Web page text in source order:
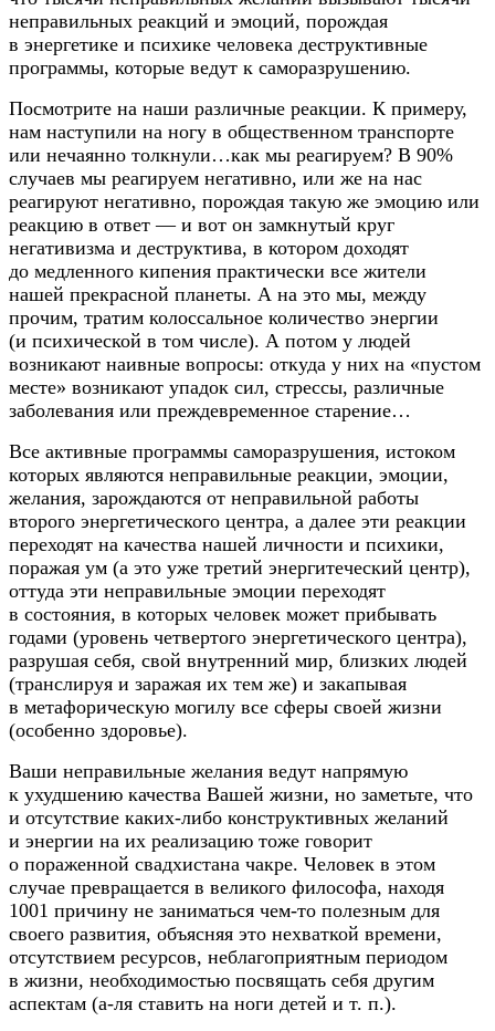
неправильных реакций и эмоций, порождая
в энергетике и психике человека деструктивные
программы, которые ведут к саморазрушению.
Посмотрите на наши различные реакции. К примеру,
нам наступили на ногу в общественном транспорте
или нечаянно толкнули…как мы реагируем? В 90%
случаев мы реагируем негативно, или же на нас
реагируют негативно, порождая такую же эмоцию или
реакцию в ответ — и вот он замкнутый круг
негативизма и деструктива, в котором доходят
до медленного кипения практически все жители
нашей прекрасной планеты. А на это мы, между
прочим, тратим колоссальное количество энергии
(и психической в том числе). А потом у людей
возникают наивные вопросы: откуда у них на «пустом
месте» возникают упадок сил, стрессы, различные
заболевания или преждевременное старение…
Все активные программы саморазрушения, истоком
которых являются неправильные реакции, эмоции,
желания, зарождаются от неправильной работы
второго энергетического центра, а далее эти реакции
переходят на качества нашей личности и психики,
поражая ум (а это уже третий энергитеческий центр),
оттуда эти неправильные эмоции переходят
в состояния, в которых человек может прибывать
годами (уровень четвертого энергетического центра),
разрушая себя, свой внутренний мир, близких людей
(транслируя и заражая их тем же) и закапывая
в метафорическую могилу все сферы своей жизни
(особенно здоровье).
Ваши неправильные желания ведут напрямую
к ухудшению качества Вашей жизни, но заметьте, что
и отсутствие каких-либо конструктивных желаний
и энергии на их реализацию тоже говорит
о пораженной свадхистана чакре. Человек в этом
случае превращается в великого философа, находя
1001 причину не заниматься чем-то полезным для
своего развития, объясняя это нехваткой времени,
отсутствием ресурсов, неблагоприятным периодом
в жизни, необходимостью посвящать себя другим
аспектам (а-ля ставить на ноги детей и т. п.).